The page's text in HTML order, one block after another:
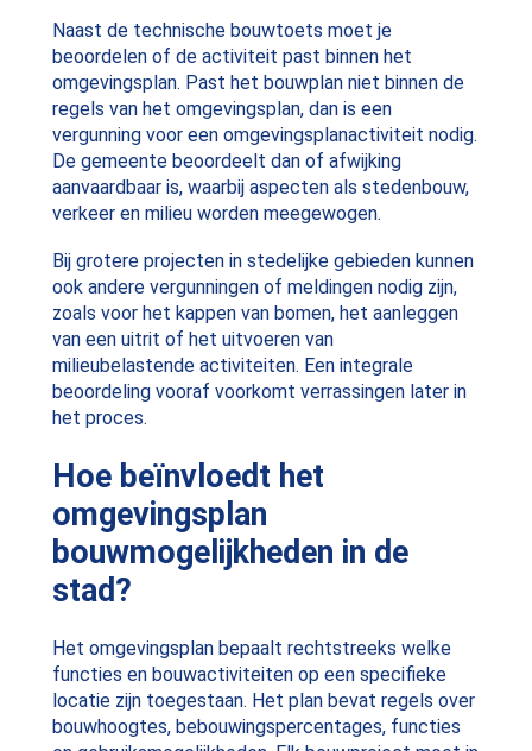
Naast de technische bouwtoets moet je
beoordelen of de activiteit past binnen het
omgevingsplan. Past het bouwplan niet binnen de
regels van het omgevingsplan, dan is een
vergunning voor een omgevingsplanactiviteit nodig.
De gemeente beoordeelt dan of afwijking
aanvaardbaar is, waarbij aspecten als stedenbouw,
verkeer en milieu worden meegewogen.
Bij grotere projecten in stedelijke gebieden kunnen
ook andere vergunningen of meldingen nodig zijn,
zoals voor het kappen van bomen, het aanleggen
van een uitrit of het uitvoeren van
milieubelastende activiteiten. Een integrale
beoordeling vooraf voorkomt verrassingen later in
het proces.
Hoe beïnvloedt het
omgevingsplan
bouwmogelijkheden in de
stad?
Het omgevingsplan bepaalt rechtstreeks welke
functies en bouwactiviteiten op een specifieke
locatie zijn toegestaan. Het plan bevat regels over
bouwhoogtes, bebouwingspercentages, functies